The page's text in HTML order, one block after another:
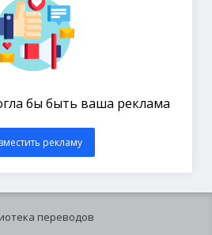
бы быть ваша реклама
рекламу
переводов